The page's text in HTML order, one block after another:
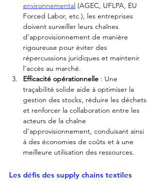
environnemental (AGEC, UFLPA, EU
Forced Labor, etc.), les entreprises
doivent surveiller leurs chaînes
d'approvisionnement de manière
rigoureuse pour éviter des
répercussions juridiques et maintenir
l'accès au marché.
Efficacité opérationnelle : Une
traçabilité solide aide à optimiser la
gestion des stocks, réduire les déchets
et renforcer la collaboration entre les
acteurs de la chaîne
d'approvisionnement, conduisant ainsi
à des économies de coûts et à une
meilleure utilisation des ressources.
Les défis des supply chains textiles